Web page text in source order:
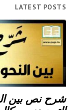
LATEST POSTS
شرح نص بين